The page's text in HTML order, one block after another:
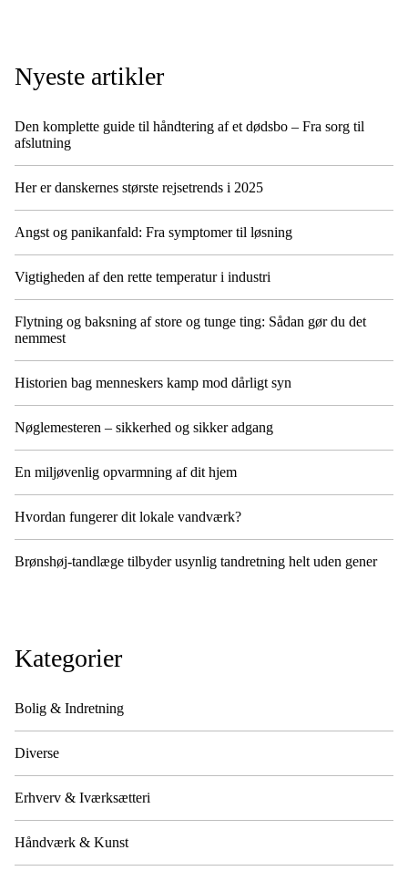
Nyeste artikler
Den komplette guide til håndtering af et dødsbo – Fra sorg til
afslutning
Her er danskernes største rejsetrends i 2025
Angst og panikanfald: Fra symptomer til løsning
Vigtigheden af den rette temperatur i industri
Flytning og baksning af store og tunge ting: Sådan gør du det
nemmest
Historien bag menneskers kamp mod dårligt syn
Nøglemesteren – sikkerhed og sikker adgang
En miljøvenlig opvarmning af dit hjem
Hvordan fungerer dit lokale vandværk?
Brønshøj-tandlæge tilbyder usynlig tandretning helt uden gener
Kategorier
Bolig & Indretning
Diverse
Erhverv & Iværksætteri
Håndværk & Kunst